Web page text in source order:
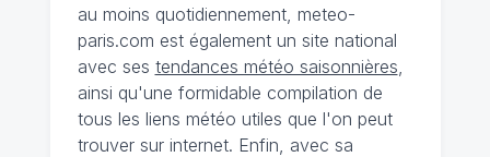
au moins quotidiennement, meteo-
paris.com est également un site national
avec ses tendances météo saisonnières
ainsi qu'une formidable compilation de
tous les liens météo utiles que l'on peut
trouver sur internet. Enfin, avec sa